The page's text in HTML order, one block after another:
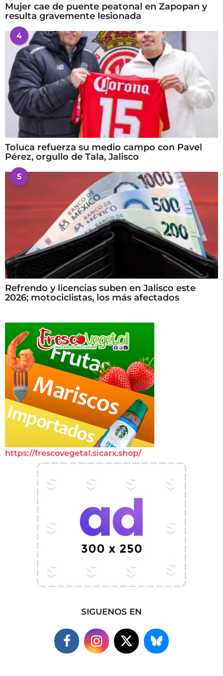
Mujer cae de puente peatonal en Zapopan y
resulta gravemente lesionada
4
Toluca refuerza su medio campo con Pavel
Pérez, orgullo de Tala, Jalisco
5
Refrendo y licencias suben en Jalisco este
2026; motociclistas, los más afectados
https://frescovegetal.sicarx.shop/
SIGUENOS EN